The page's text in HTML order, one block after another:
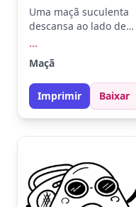
Uma maçã suculenta
descansa ao lado de
para ganhar cor. Use
vermelho para a maçã
e amarelo para o suco.
Experimente fazer um
suaves de azul ou
...
Maçã
Imprimir Baixar